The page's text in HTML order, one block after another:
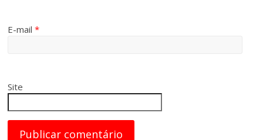
E-mail*
Site